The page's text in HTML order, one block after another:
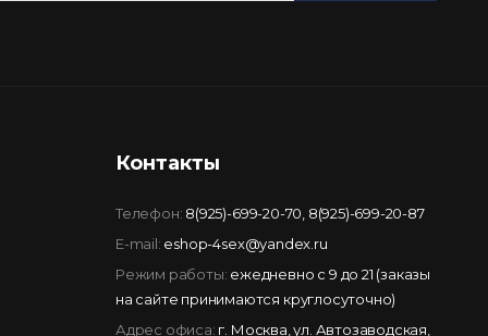
Контакты
Телефон: 8(925)-699-20-70 8(925)-699-20-87
E-mail: eshop-4sex@yandex.ru
Режим работы: ежедневно с 9 до 21 (заказы
на сайте принимаются круглосуточно)
Адрес офиса: г. Москва, ул. Автозаводская,